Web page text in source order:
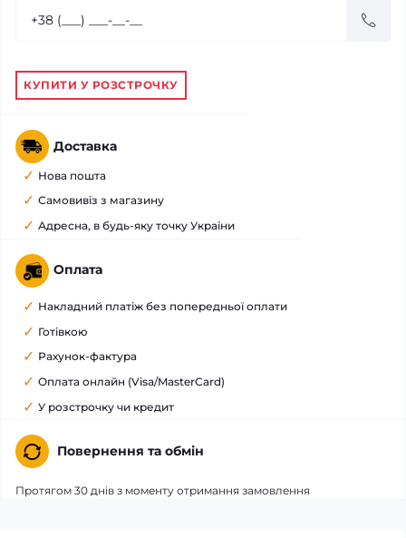
КУПИТИ У РОЗСТРОЧКУ
Доставка
Нова пошта
Самовивіз з магазину
Адресна, в будь-яку точку України
Оплата
Накладний платіж без попередньої оплати
Готівкою
Рахунок-фактура
Оплата онлайн (Visa/MasterCard)
У розстрочку чи кредит
Повернення та обмін
Протягом 30 днів з моменту отримання замовлення